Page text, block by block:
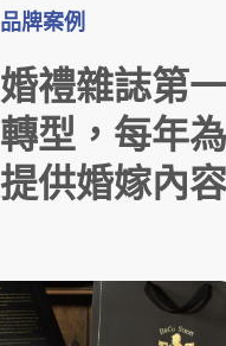
品牌案例
婚禮雜誌第
轉型，每年
提供婚嫁內容